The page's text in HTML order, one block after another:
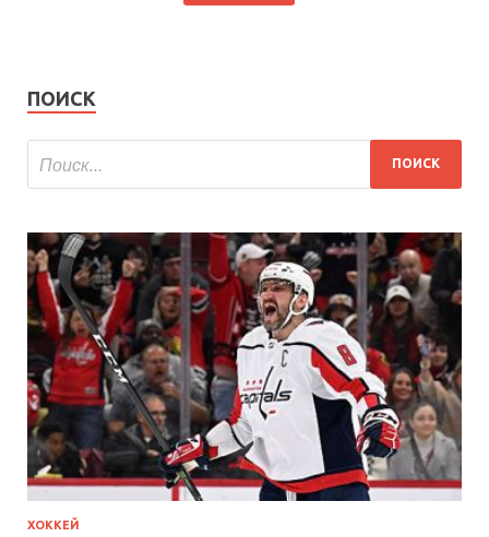
ПОИСК
ХОККЕЙ